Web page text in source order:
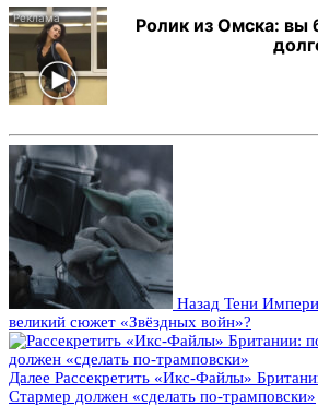
Ролик из Омска: вы
Назад Тени
великий сюжет «Звёздных войн»?
Далее Рассекретить «Икс-Файлы»
Стармер должен «сделать по-трамповски»